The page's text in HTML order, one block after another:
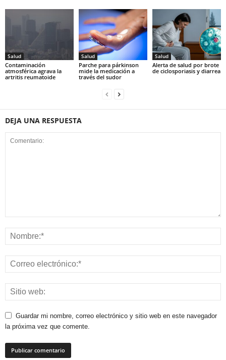
Salud
Contaminación
atmosférica agrava la
artritis reumatoide
Salud
Parche para párkinson
mide la medicación a
través del sudor
Salud
Alerta de salud por brote
de ciclosporiasis y diarrea
DEJA UNA RESPUESTA
Guardar mi nombre, correo electrónico y sitio web en este navegador
la próxima vez que comente.